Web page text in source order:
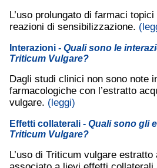
L’uso prolungato di farmaci
reazioni di sensibilizzazione.
Interazioni - Quali sono le
Triticum Vulgare?
Dagli studi clinici non sono note
farmacologiche con l’estratto
vulgare. (leggi)
Effetti collaterali - Quali sono gli
Triticum Vulgare?
L’uso di Triticum vulgare